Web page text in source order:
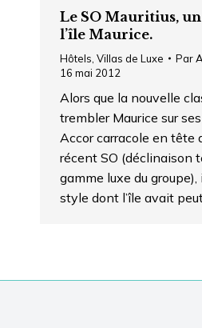
Le SO Mauritius,
l’île Maurice.
Hôtels Villas de Luxe Par
16 mai 2012
Alors que la nouvelle
trembler Maurice sur
Accor carracole en tête
récent SO (déclinaison
gamme luxe du
style dont l’île avait